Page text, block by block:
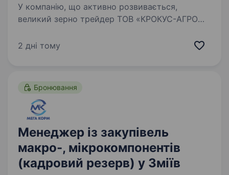
У компанію, що активно розвивається,
великий зерно трейдер ТОВ «КРОКУС-АГРО
сільськогосподарських культур.
2 дні тому
Бронювання
Менеджер із закупівель
макро-, мікрокомпонентів
(кадровий резерв) у Зміїв